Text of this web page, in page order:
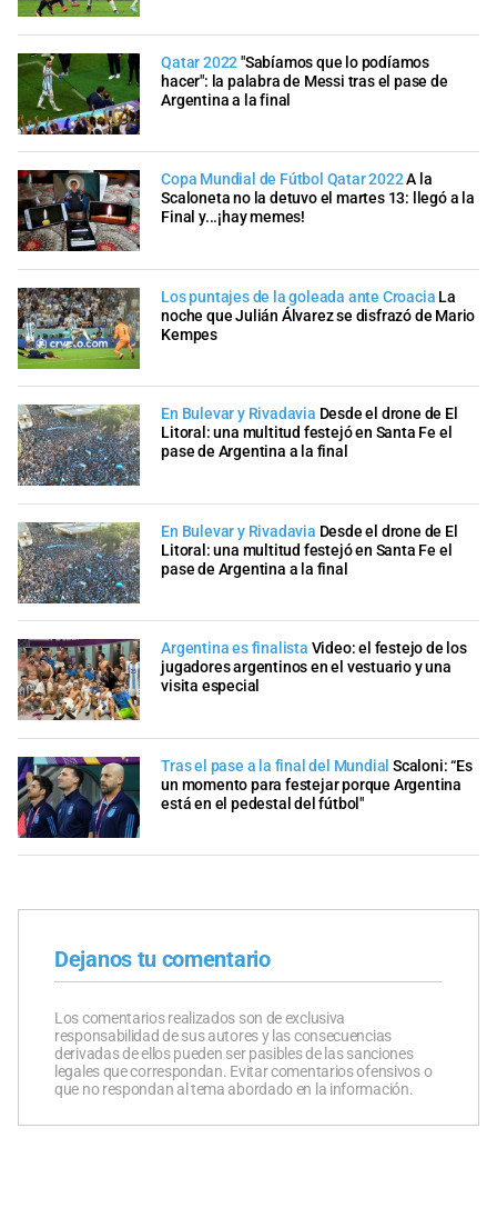
Qatar 2022"Sabíamos que lo podíamos
hacer": la palabra de Messi tras el pase de
Argentina a la final
Copa Mundial de Fútbol Qatar 2022A la
Scaloneta no la detuvo el martes 13: llegó a la
Final y...¡hay memes!
Los puntajes de la goleada ante Croacia La
noche que Julián Álvarez se disfrazó de Mario
Kempes
En Bulevar y Rivadavia Desde el drone de El
Litoral: una multitud festejó en Santa Fe el
pase de Argentina a la final
En Bulevar y Rivadavia Desde el drone de El
Litoral: una multitud festejó en Santa Fe el
pase de Argentina a la final
Argentina es finalista Video: el festejo de los
jugadores argentinos en el vestuario y una
visita especial
Tras el pase a la final del Mundial Scaloni: “Es
un momento para festejar porque Argentina
está en el pedestal del fútbol"
Dejanos tu comentario
Los comentarios realizados son de exclusiva
responsabilidad de sus autores y las consecuencias
derivadas de ellos pueden ser pasibles de las sanciones
legales que correspondan. Evitar comentarios ofensivos o
que no respondan al tema abordado en la información.